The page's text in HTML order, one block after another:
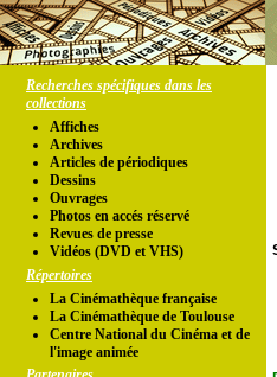
Recherches spécifiques dans les
collections
Affiches
Archives
Articles de périodiques
Dessins
Ouvrages
Photos en accés réservé
Revues de presse
Vidéos (DVD et VHS)
Répertoires
La Cinémathèque française
La Cinémathèque de Toulouse
Centre National du Cinéma et de
l'image animée